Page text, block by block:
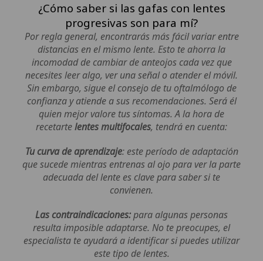
¿Cómo saber si las gafas con lentes
progresivas son para mí?
Por regla general, encontrarás más fácil variar entre
distancias en el mismo lente. Esto te ahorra la
incomodad de cambiar de anteojos cada vez que
necesites leer algo, ver una señal o atender el móvil.
Sin embargo, sigue el consejo de tu oftalmólogo de
confianza y atiende a sus recomendaciones. Será él
quien mejor valore tus síntomas. A la hora de
recetartelentes multifocales, tendrá en cuenta:
Tu curva de aprendizaje: este período de adaptación
que sucede mientras entrenas al ojo para ver la parte
adecuada del lente es clave para saber si te
convienen.
Las contraindicaciones:para algunas personas
resulta imposible adaptarse. No te preocupes, el
especialista te ayudará a identificar si puedes utilizar
este tipo de lentes.